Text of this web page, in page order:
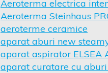
Aeroterma electrica
Aeroterma Steinhaus
aeroterme ceramice
aparat aburi new
aparat aspirator
aparat curatare cu